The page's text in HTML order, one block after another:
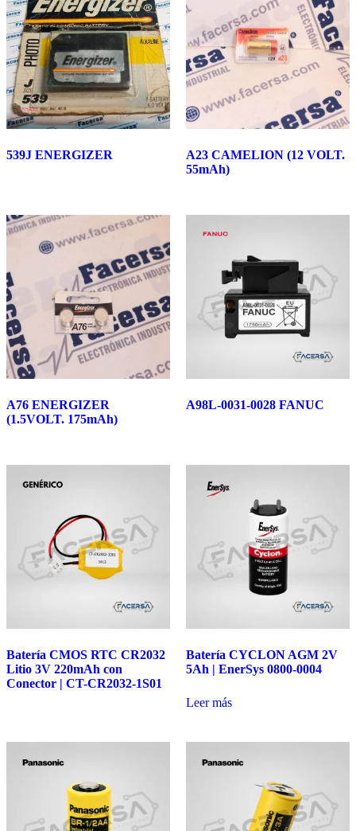
539J ENERGIZER
A23 CAMELION (12 VOLT.
55mAh)
A76 ENERGIZER
(1.5VOLT. 175mAh)
A98L-0031-0028 FANUC
Batería CMOS RTC CR2032
Litio 3V 220mAh con
Conector | CT-CR2032-1S01
Batería CYCLON AGM 2V
5Ah | EnerSys 0800-0004
Leer más